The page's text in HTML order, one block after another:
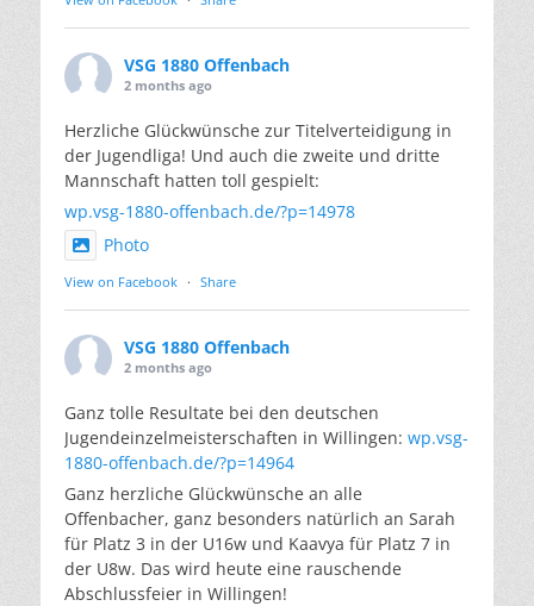
VSG 1880 Offenbach
2 months ago
Herzliche Glückwünsche zur Titelverteidigung in
der Jugendliga! Und auch die zweite und dritte
Mannschaft hatten toll gespielt:
wp.vsg-1880-offenbach.de/?p=14978
Photo
View on Facebook · Share
VSG 1880 Offenbach
2 months ago
Ganz tolle Resultate bei den deutschen
Jugendeinzelmeisterschaften in Willingen: wp.vsg-
1880-offenbach.de/?p=14964
Ganz herzliche Glückwünsche an alle
Offenbacher, ganz besonders natürlich an Sarah
für Platz 3 in der U16w und Kaavya für Platz 7 in
der U8w. Das wird heute eine rauschende
Abschlussfeier in Willingen!